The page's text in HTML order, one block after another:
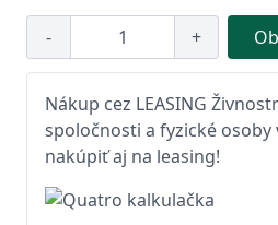
- +
Nákup cez LEASING
spoločnosti a fyzické
nakúpiť aj na leasing!